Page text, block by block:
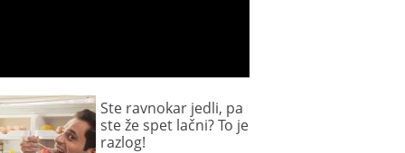
Ste ravnokar jedli, pa
ste že spet lačni? To je
razlog!